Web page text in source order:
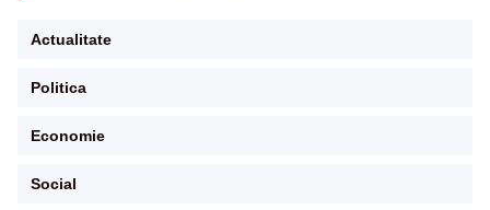
Actualitate
Politica
Economie
Social